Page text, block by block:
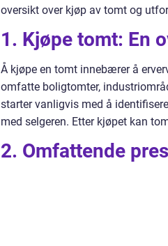
oversikt over kjøp av tomt og
1. Kjøpe tomt: En
Å kjøpe en tomt innebærer å
omfatte boligtomter,
starter vanligvis med å
med selgeren. Etter kjøpet kan
2. Omfattende